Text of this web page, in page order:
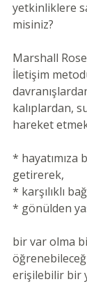
yetkinliklere
misiniz?
Marshall
İletişim
kalıplardan,
hareket
* hayatımıza
getirerek,
* karşılıklı
* gönülden
bir var olma
erişilebilir bir